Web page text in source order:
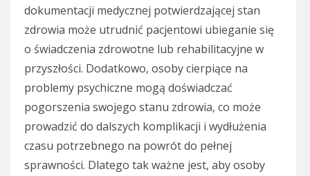
dokumentacji medycznej potwierdzającej stan
zdrowia może utrudnić pacjentowi ubieganie się
o świadczenia zdrowotne lub rehabilitacyjne w
przyszłości. Dodatkowo, osoby cierpiące na
problemy psychiczne mogą doświadczać
pogorszenia swojego stanu zdrowia, co może
prowadzić do dalszych komplikacji i wydłużenia
czasu potrzebnego na powrót do pełnej
sprawności. Dlatego tak ważne jest, aby osoby